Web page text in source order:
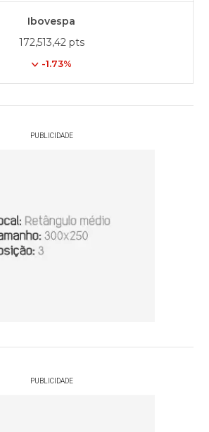
Ibovespa
172,513,42 pts
-1.73%
PUBLICIDADE
PUBLICIDADE